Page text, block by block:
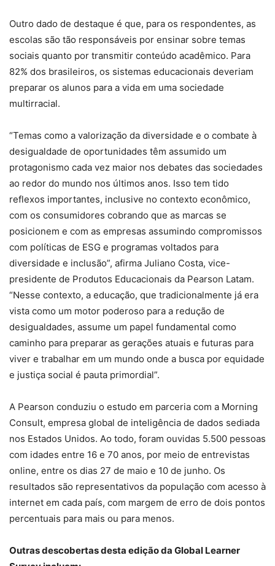
Outro dado de destaque é que, para os respondentes, as
escolas são tão responsáveis por ensinar sobre temas
sociais quanto por transmitir conteúdo acadêmico. Para
82% dos brasileiros, os sistemas educacionais deveriam
preparar os alunos para a vida em uma sociedade
multirracial.
“Temas como a valorização da diversidade e o combate à
desigualdade de oportunidades têm assumido um
protagonismo cada vez maior nos debates das sociedades
ao redor do mundo nos últimos anos. Isso tem tido
reflexos importantes, inclusive no contexto econômico,
com os consumidores cobrando que as marcas se
posicionem e com as empresas assumindo compromissos
com políticas de ESG e programas voltados para
diversidade e inclusão”, afirma Juliano Costa, vice-
presidente de Produtos Educacionais da Pearson Latam.
“Nesse contexto, a educação, que tradicionalmente já era
vista como um motor poderoso para a redução de
desigualdades, assume um papel fundamental como
caminho para preparar as gerações atuais e futuras para
viver e trabalhar em um mundo onde a busca por equidade
e justiça social é pauta primordial”.
A Pearson conduziu o estudo em parceria com a Morning
Consult, empresa global de inteligência de dados sediada
nos Estados Unidos. Ao todo, foram ouvidas 5.500 pessoas
com idades entre 16 e 70 anos, por meio de entrevistas
online, entre os dias 27 de maio e 10 de junho. Os
resultados são representativos da população com acesso à
internet em cada país, com margem de erro de dois pontos
percentuais para mais ou para menos.
Outras descobertas desta edição da Global Learner